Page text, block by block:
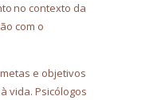
no contexto da
com o
e objetivos
vida. Psicólogos